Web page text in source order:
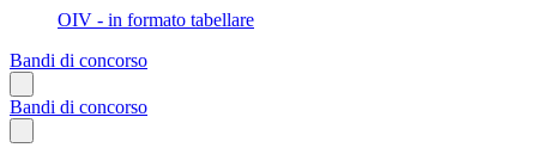
OIV - in formato tabellare
Bandi di concorso
Bandi di concorso